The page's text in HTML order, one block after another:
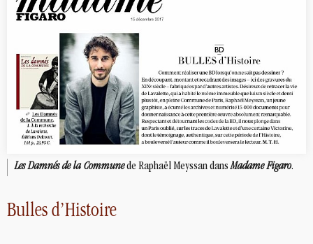
Les Damnés de la Communede Raphaël Meyssan dansMadame Figaro.
Bulles d’Histoire